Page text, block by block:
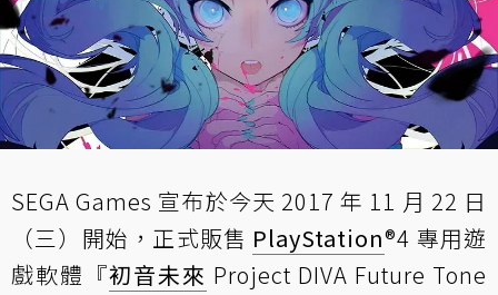
SEGA Games 宣布於今天 2017 年 11 月 22 日
（三）開始，正式販售 PlayStation®4 專用遊
戲軟體『初音未來 Project DIVA Future Tone